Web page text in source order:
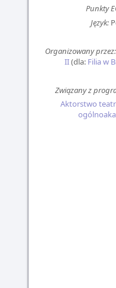
Punkty
Język:
Organizowany przez:
II(dla: Filia w
Związany z
Aktorstwo